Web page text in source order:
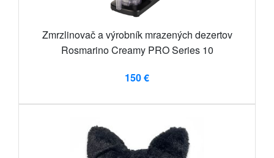
Zmrzlinovač a výrobník mrazených dezertov
Rosmarino Creamy PRO Series 10
150 €